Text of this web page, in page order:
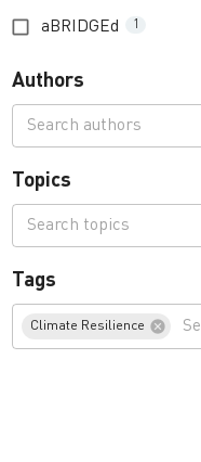
aBRIDGEd 1
Authors
Topics
Tags
Climate Resilience